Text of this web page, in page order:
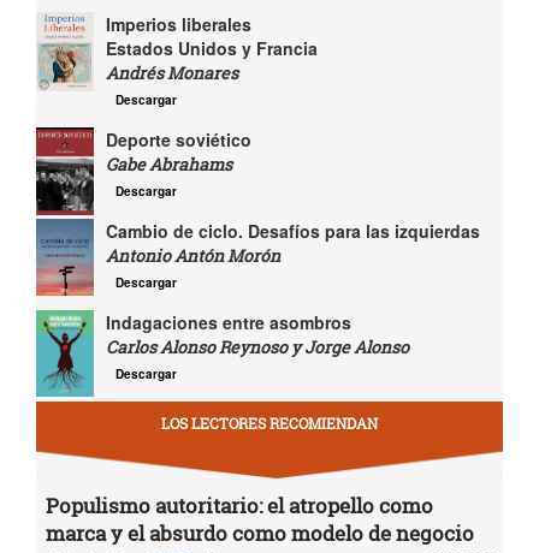
Imperios liberales
Estados Unidos y Francia
Andrés Monares
Descargar
Deporte soviético
Gabe Abrahams
Descargar
Cambio de ciclo. Desafíos para las izquierdas
Antonio Antón Morón
Descargar
Indagaciones entre asombros
Carlos Alonso Reynoso y Jorge Alonso
Descargar
LOS LECTORES RECOMIENDAN
Populismo autoritario: el atropello como
marca y el absurdo como modelo de negocio